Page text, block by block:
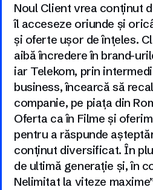
Noul Client vrea conținut
îl acceseze oriunde și
și oferte ușor de înțeles.
aibă încredere în brand-
iar Telekom, prin
business, încearcă să
companie, pe piața din
Oferta ca în Filme și
pentru a răspunde
conținut diversificat. În
de ultimă generație și, în
Nelimitat la viteze